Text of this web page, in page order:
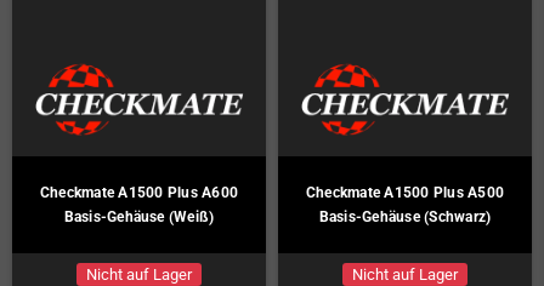
Checkmate A1500 Plus A600
Basis-Gehäuse (Weiß)
Nicht auf Lager
Checkmate A1500 Plus A500
Basis-Gehäuse (Schwarz)
Nicht auf Lager